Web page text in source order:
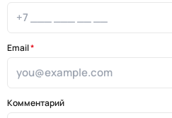
Email*
Комментарий